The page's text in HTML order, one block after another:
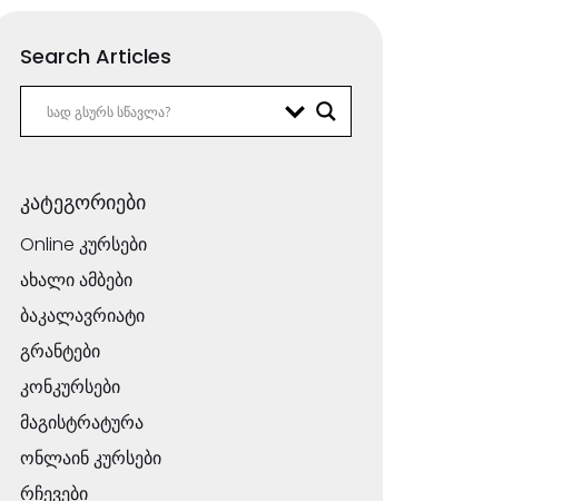
Search Articles
კატეგორიები
Online კურსები
ახალი ამბები
ბაკალავრიატი
გრანტები
კონკურსები
მაგისტრატურა
ონლაინ კურსები
რჩევები